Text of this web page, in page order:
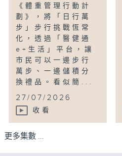
《體重管理行動計
劃》，將「日行萬
步」步行挑戰恆常
化，透過「醫健通
e+生活」平台，讓
市民可以一邊步行
萬步、一邊儲積分
換禮品。看似簡...
27/07/2026
收看
更多集數 ...